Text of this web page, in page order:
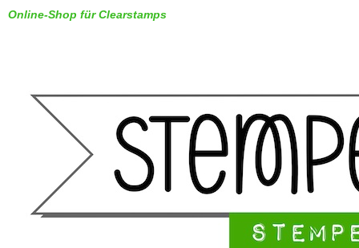
Online-Shop für Clearstamps